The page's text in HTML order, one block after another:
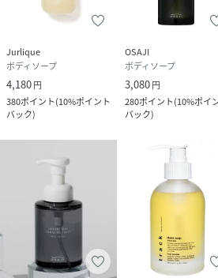
Jurlique
ボディソープ
4,180円
380ポイント(10%ポイント
バック)
OSAJI
ボディソープ
3,080円
280ポイント(10%ポイ
バック)